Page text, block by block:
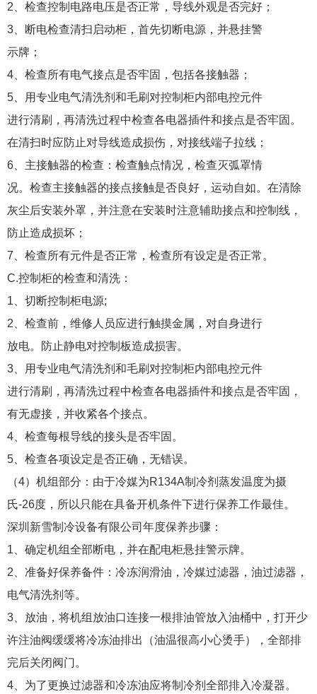
2、检查控制电路电压是否正常，导线外观是否完好；
3、断电检查清扫启动柜，首先切断电源，并悬挂警
示牌；
4、检查所有电气接点是否牢固，包括各接触器；
5、用专业电气清洗剂和毛刷对控制柜内部电控元件
进行清刷，再清洗过程中检查各电器插件和接点是否牢固。
在清扫时应防止对导线造成损伤，对接线端子拉线；
6、主接触器的检查：检查触点情况，检查灭弧罩情
况。检查主接触器的接点接触是否良好，运动自如。在清除
灰尘后安装外罩，并注意在安装时注意辅助接点和控制线，
防止造成损坏；
7、检查所有元件是否正常，检查所有设定是否正常。
C.控制柜的检查和清洗：
1、切断控制柜电源;
2、检查前，维修人员应进行触摸金属，对自身进行
放电。防止静电对控制板造成损害。
3、用专业电气清洗剂和毛刷对控制柜内部电控元件
进行清刷，再清洗过程中检查各电器插件和接点是否牢固，
有无虚接，并收紧各个接点。
4、检查每根导线的接头是否牢固。
5、检查各项设定是否正确，无错误。
（4）机组部分：由于冷媒为R134A制冷剂蒸发温度为摄
氏-26度，所以只能在具备开机条件下进行保养工作最佳。
深圳新雪制冷设备有限公司年度保养步骤：
1、确定机组全部断电，并在配电柜悬挂警示牌。
2、准备好保养备件：冷冻润滑油，冷媒过滤器，油过滤器，
电气清洗剂等。
3、放油，将机组放油口连接一根排油管放入油桶中，打开少
许注油阀缓缓将冷冻油排出（油温很高小心烫手），全部排
完后关闭阀门。
4、为了更换过滤器和冷冻油应将制冷剂全部排入冷凝器。